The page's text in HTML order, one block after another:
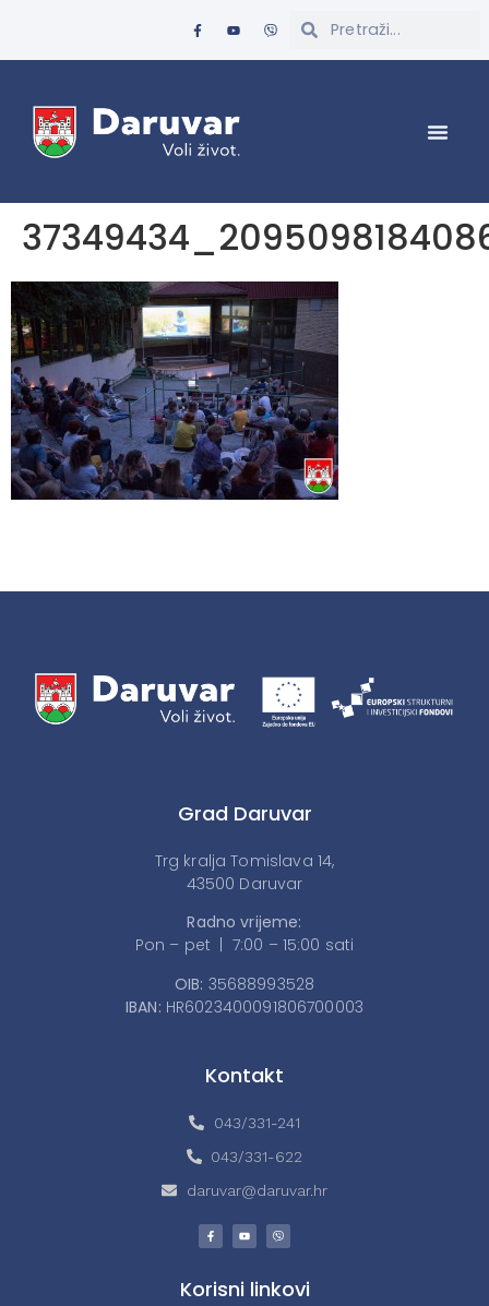
Grad Daruvar
Trg kralja Tomislava 14,
43500 Daruvar
Radno vrijeme:
Pon – pet | 7:00 – 15:00 sati
OIB: 35688993528
IBAN: HR6023400091806700003
Kontakt
043/331-241
043/331-622
daruvar@daruvar.hr
Korisni linkovi